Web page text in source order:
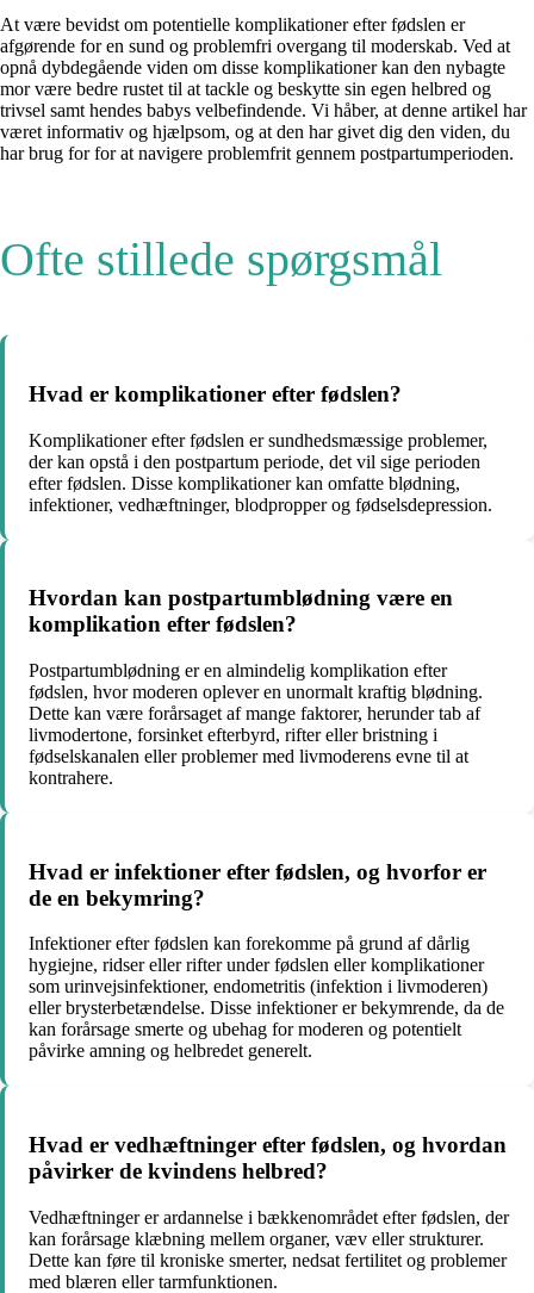
At være bevidst om potentielle komplikationer efter fødslen er
afgørende for en sund og problemfri overgang til moderskab. Ved at
opnå dybdegående viden om disse komplikationer kan den nybagte
mor være bedre rustet til at tackle og beskytte sin egen helbred og
trivsel samt hendes babys velbefindende. Vi håber, at denne artikel har
været informativ og hjælpsom, og at den har givet dig den viden, du
har brug for for at navigere problemfrit gennem postpartumperioden.
Ofte stillede spørgsmål
Hvad er komplikationer efter fødslen?
Komplikationer efter fødslen er sundhedsmæssige problemer,
der kan opstå i den postpartum periode, det vil sige perioden
efter fødslen. Disse komplikationer kan omfatte blødning,
infektioner, vedhæftninger, blodpropper og fødselsdepression.
Hvordan kan postpartumblødning være en
komplikation efter fødslen?
Postpartumblødning er en almindelig komplikation efter
fødslen, hvor moderen oplever en unormalt kraftig blødning.
Dette kan være forårsaget af mange faktorer, herunder tab af
livmodertone, forsinket efterbyrd, rifter eller bristning i
fødselskanalen eller problemer med livmoderens evne til at
kontrahere.
Hvad er infektioner efter fødslen, og hvorfor er
de en bekymring?
Infektioner efter fødslen kan forekomme på grund af dårlig
hygiejne, ridser eller rifter under fødslen eller komplikationer
som urinvejsinfektioner, endometritis (infektion i livmoderen)
eller brysterbetændelse. Disse infektioner er bekymrende, da de
kan forårsage smerte og ubehag for moderen og potentielt
påvirke amning og helbredet generelt.
Hvad er vedhæftninger efter fødslen, og hvordan
påvirker de kvindens helbred?
Vedhæftninger er ardannelse i bækkenområdet efter fødslen, der
kan forårsage klæbning mellem organer, væv eller strukturer.
Dette kan føre til kroniske smerter, nedsat fertilitet og problemer
med blæren eller tarmfunktionen.